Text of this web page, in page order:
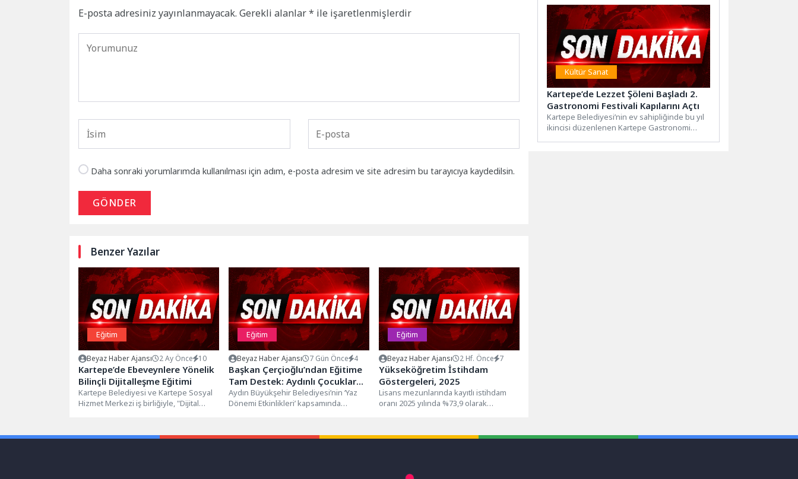
E-posta adresiniz yayınlanmayacak. Gerekli alanlar* ile işaretlenmişlerdir
Daha sonraki yorumlarımda kullanılması için adım, e-posta adresim ve site adresim bu tarayıcıya kaydedilsin.
GÖNDER
Benzer Yazılar
Eğitim
Beyaz Haber Ajansı 2 Ay Önce 10
Kartepe’de Ebeveynlere Yönelik
Bilinçli Dijitalleşme Eğitimi
Kartepe Belediyesi ve Kartepe Sosyal
Hizmet Merkezi iş birliğiyle, "Dijital
Eğitim
Beyaz Haber Ajansı 7 Gün Önce 4
Başkan Çerçioğlu’ndan Eğitime
Tam Destek: Aydınlı Çocuklar
Yaz Tatilini İngilizce Öğrenerek
Geçiriyor
Aydın Büyükşehir Belediyesi’nin ‘Yaz
Dönemi Etkinlikleri’ kapsamında
geliştirmelerine katkı sunarken
Eğitim
Beyaz Haber Ajansı 2 Hf. Önce 7
Yükseköğretim İstihdam
Göstergeleri, 2025
Lisans mezunlarında kayıtlı istihdam
oranı 2025 yılında %73,9 olarak
Kültür Sanat
Kartepe’de Lezzet Şöleni Başladı 2.
Gastronomi Festivali Kapılarını Açtı
Kartepe Belediyesi’nin ev sahipliğinde bu yıl
ikincisi düzenlenen Kartepe Gastronomi